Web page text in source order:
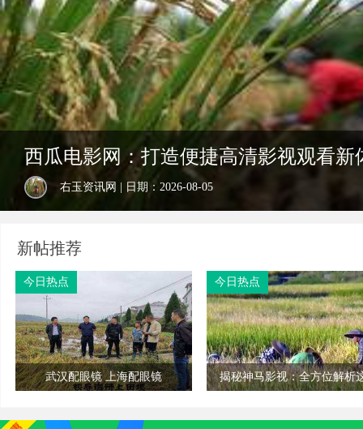
云视频技术的发展与应用前景深度解析 (2026-08-05)
济南私家侦探行业现状与服务解析：专业调查助您安心 (2026-
武汉配眼镜 上海配眼镜 (2026-08-05)
西瓜电影网：打造便捷高清影视观看新
右玉资讯网 | 日期：2026-08-05
东莞私家侦探行业全解析：服务内容与
右玉资讯网 | 日期：2026-08-05
新帖推荐
武汉配眼镜 上海配眼镜
今日热点
揭秘神马影视：全方位解析
今日热点